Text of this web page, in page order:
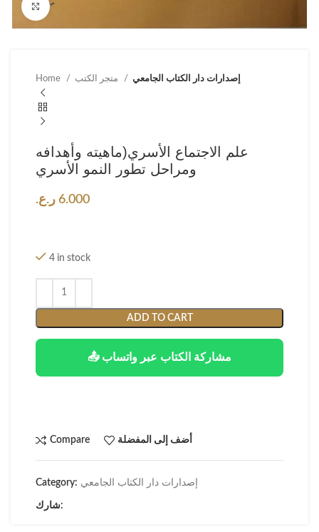
Click to enlarge
Home إصدارات دار الكتاب الجامعي
علم الاجتماع الأسري(ماهيته وأهدافه
ومراحل تطور النمو الأسري
6.000 ر.ع.
4 in stock
ADD TO CART
📤 مشاركة الكتاب عبر واتساب
Compare أضف إلى المفضلة
Category: إصدارات دار الكتاب الجامعي
شارك: